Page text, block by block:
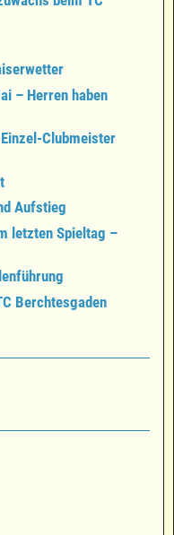
– Herren haben
Clubmeister
Aufstieg
letzten Spieltag –
Berchtesgaden